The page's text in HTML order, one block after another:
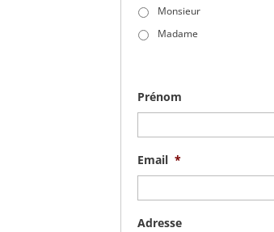
Monsieur
Madame
Prénom
Email *
Adresse